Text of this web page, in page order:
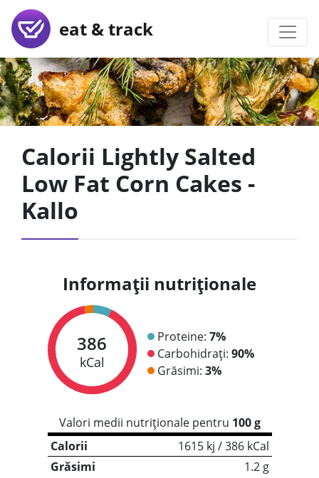
eat & track
Calorii Lightly Salted
Low Fat Corn Cakes -
Kallo
Informații nutriționale
386
kCal
Proteine: 7%
Carbohidrați: 90%
Grăsimi: 3%
Valori medii nutriționale pentru 100 g
Calorii
1615 kj / 386 kCal
Grăsimi
1.2 g